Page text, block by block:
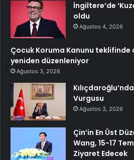
İngiltere’de
oldu
Ağustos 4, 2026
Çocuk Koruma Kanunu teklifinde
yeniden düzenleniyor
Ağustos 3, 2026
Vurgusu
Ağustos 3, 2026
Çin’in En Üst
Wang, 15-17
Ziyaret Edecek